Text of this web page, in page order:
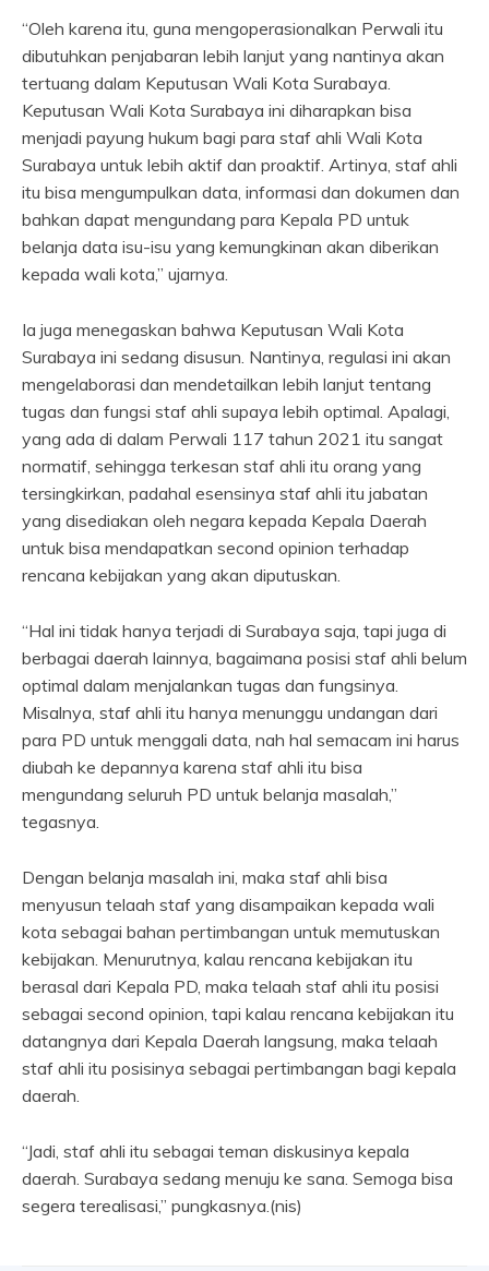
“Oleh karena itu, guna mengoperasionalkan Perwali itu
dibutuhkan penjabaran lebih lanjut yang nantinya akan
tertuang dalam Keputusan Wali Kota Surabaya.
Keputusan Wali Kota Surabaya ini diharapkan bisa
menjadi payung hukum bagi para staf ahli Wali Kota
Surabaya untuk lebih aktif dan proaktif. Artinya, staf ahli
itu bisa mengumpulkan data, informasi dan dokumen dan
bahkan dapat mengundang para Kepala PD untuk
belanja data isu-isu yang kemungkinan akan diberikan
kepada wali kota,” ujarnya.
Ia juga menegaskan bahwa Keputusan Wali Kota
Surabaya ini sedang disusun. Nantinya, regulasi ini akan
mengelaborasi dan mendetailkan lebih lanjut tentang
tugas dan fungsi staf ahli supaya lebih optimal. Apalagi,
yang ada di dalam Perwali 117 tahun 2021 itu sangat
normatif, sehingga terkesan staf ahli itu orang yang
tersingkirkan, padahal esensinya staf ahli itu jabatan
yang disediakan oleh negara kepada Kepala Daerah
untuk bisa mendapatkan second opinion terhadap
rencana kebijakan yang akan diputuskan.
“Hal ini tidak hanya terjadi di Surabaya saja, tapi juga di
berbagai daerah lainnya, bagaimana posisi staf ahli belum
optimal dalam menjalankan tugas dan fungsinya.
Misalnya, staf ahli itu hanya menunggu undangan dari
para PD untuk menggali data, nah hal semacam ini harus
diubah ke depannya karena staf ahli itu bisa
mengundang seluruh PD untuk belanja masalah,”
tegasnya.
Dengan belanja masalah ini, maka staf ahli bisa
menyusun telaah staf yang disampaikan kepada wali
kota sebagai bahan pertimbangan untuk memutuskan
kebijakan. Menurutnya, kalau rencana kebijakan itu
berasal dari Kepala PD, maka telaah staf ahli itu posisi
sebagai second opinion, tapi kalau rencana kebijakan itu
datangnya dari Kepala Daerah langsung, maka telaah
staf ahli itu posisinya sebagai pertimbangan bagi kepala
daerah.
“Jadi, staf ahli itu sebagai teman diskusinya kepala
daerah. Surabaya sedang menuju ke sana. Semoga bisa
segera terealisasi,” pungkasnya.(nis)